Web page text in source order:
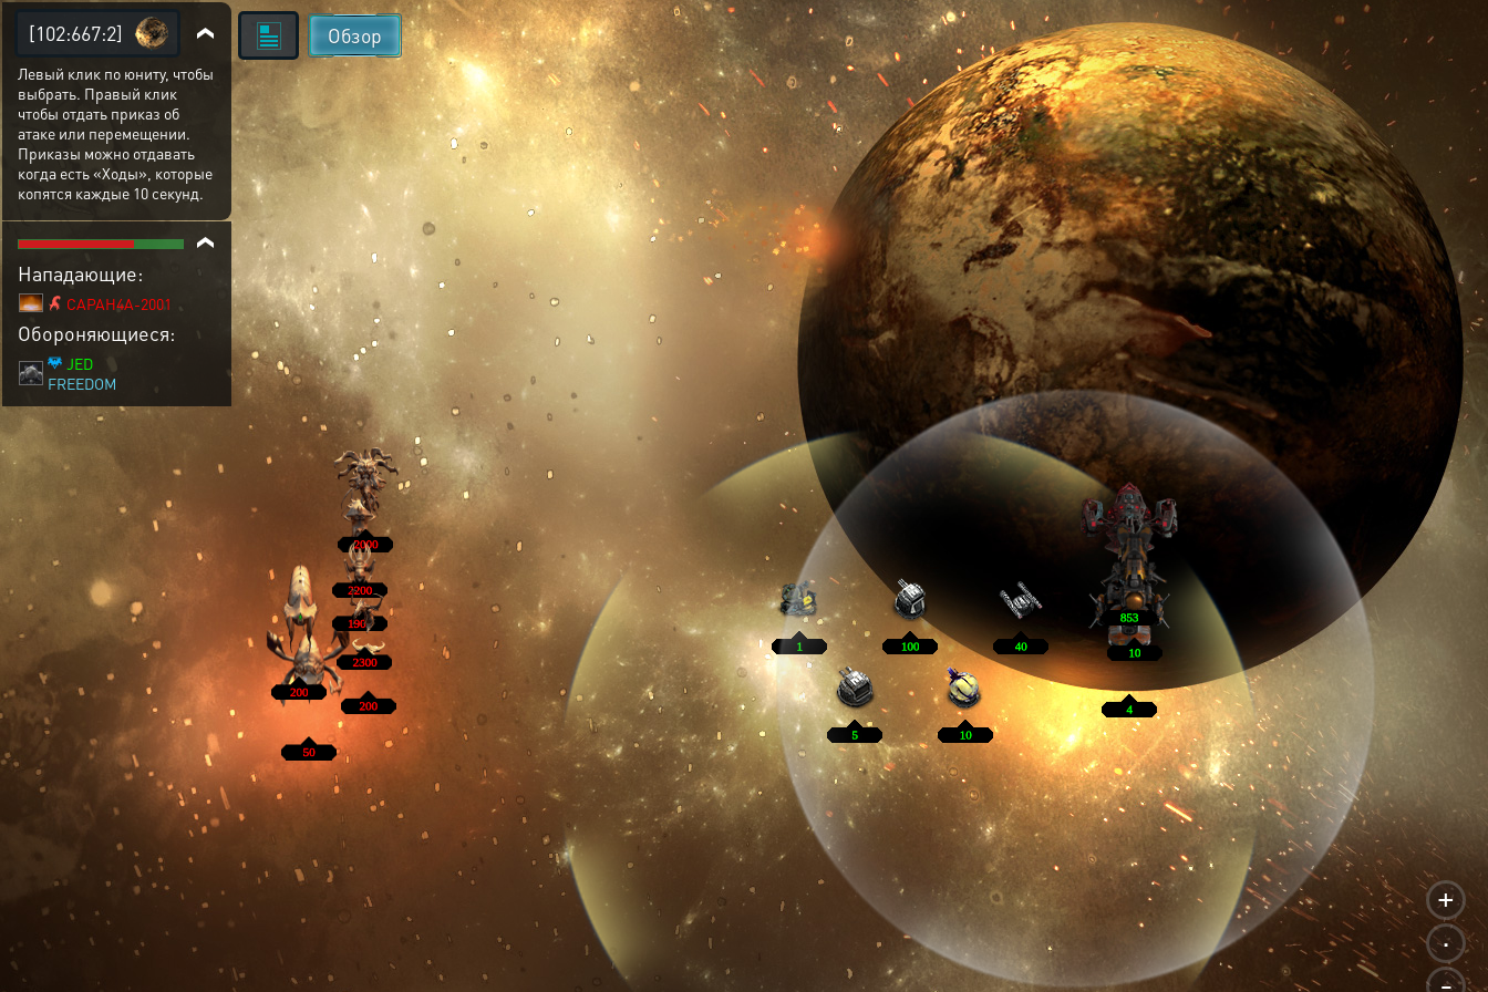
+
.
-
Обзор
[102:667:2]
Левый клик по юниту, чтобы
выбрать. Правый клик
чтобы отдать приказ об
атаке или перемещении.
Приказы можно отдавать
когда есть «Ходы», которые
копятся каждые 10 секунд.
Нападающие:
CAPAH4A-2001
Обороняющиеся:
JED
FREEDOM